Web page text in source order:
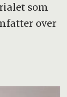
som
over